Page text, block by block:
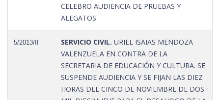
CELEBRO AUDIENCIA DE PRUEBAS Y
ALEGATOS
5/2013/II SERVICIO CIVIL. URIEL ISAIAS MENDOZA
VALENZUELA EN CONTRA DE LA
SECRETARIA DE EDUCACIÓN Y CULTURA. SE
SUSPENDE AUDIENCIA Y SE FIJAN LAS DIEZ
HORAS DEL CINCO DE NOVIEMBRE DE DOS